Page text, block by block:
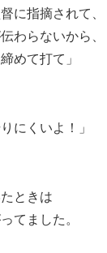
に指摘されて、
わらないから、
めて打て」
にくいよ！」
ときは
てました。